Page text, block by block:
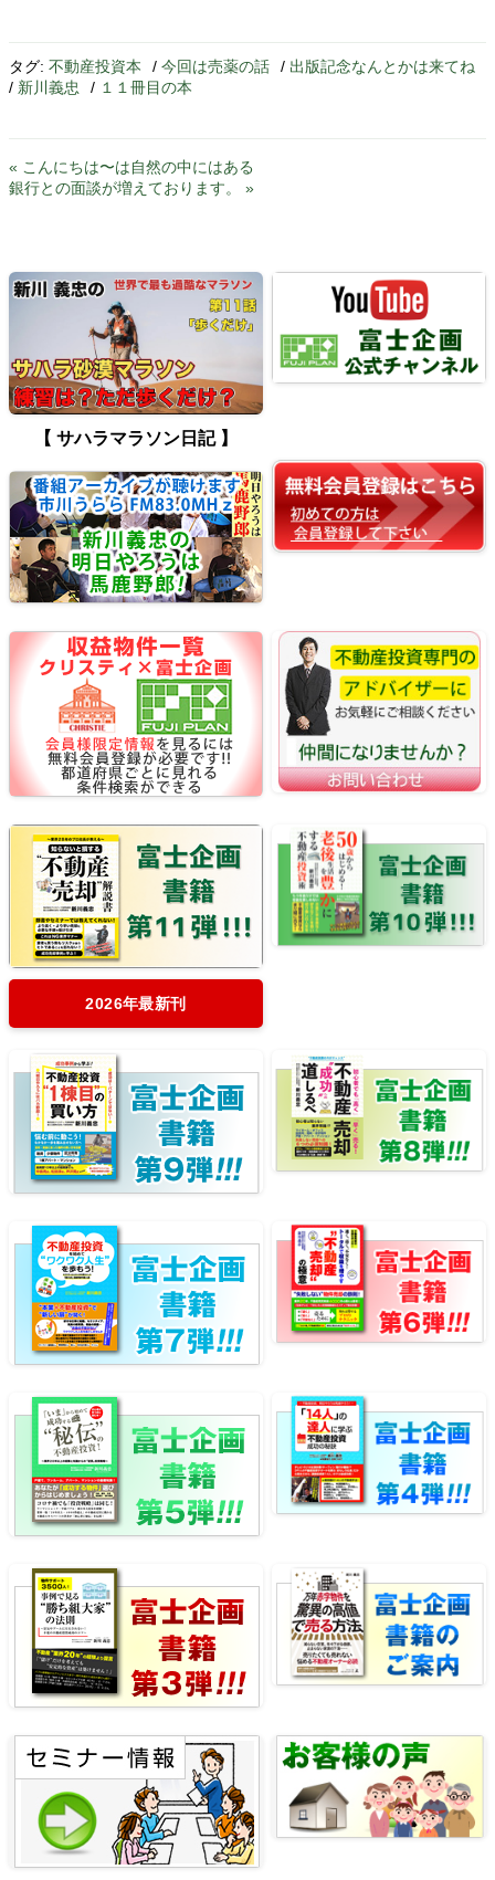
タグ: 不動産投資本 / 今回は売薬の話 / 出版記念なんとかは来てね
/ 新川義忠 / １１冊目の本
« こんにちは〜は自然の中にはある
銀行との面談が増えております。 »
【 サハラマラソン日記 】
2026年最新刊